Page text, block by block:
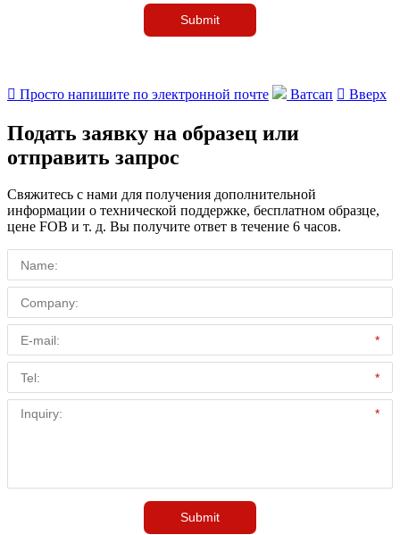
 Просто напишите по электронной почте Ватсап  Вверх
Подать заявку на образец или
отправить запрос
Свяжитесь с нами для получения дополнительной
информации о технической поддержке, бесплатном образце,
цене FOB и т. д. Вы получите ответ в течение 6 часов.